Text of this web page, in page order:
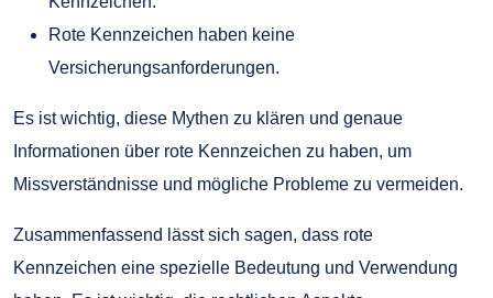
Rote Kennzeichen haben keine
Versicherungsanforderungen.
Es ist wichtig, diese Mythen zu klären und genaue
Informationen über rote Kennzeichen zu haben, um
Missverständnisse und mögliche Probleme zu vermeiden.
Zusammenfassend lässt sich sagen, dass rote
Kennzeichen eine spezielle Bedeutung und Verwendung